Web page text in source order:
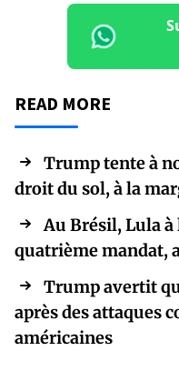
READ MORE
Trump tente à
droit du sol, à la
Au Brésil, Lula
quatrième mandat,
Trump avertit
après des attaques
américaines